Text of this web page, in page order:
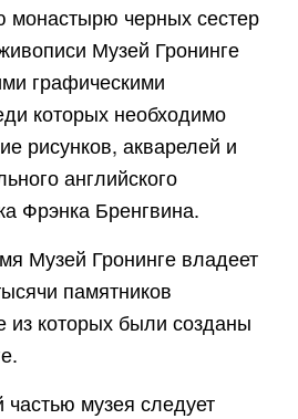
черных сестер
Музей Гронинге
графическими
которых необходимо
рисунков, акварелей и
английского
Фрэнка Бренгвина.
Музей Гронинге владеет
памятников
из которых были созданы
музея следует